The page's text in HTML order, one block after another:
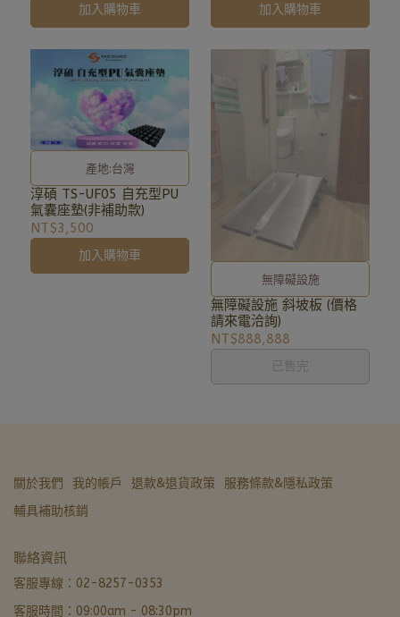
@uryard，謝謝。
加入購物車
@uryard，謝謝。
加入購物車
產地:台灣
淳碩 TS-UF05 自充型PU
氣囊座墊(非補助款)
NT$3,500
加入購物車
無障礙設施
無障礙設施 斜坡板 (價格
請來電洽詢)
NT$888,888
已售完
關於我們 我的帳戶 退款&退貨政策
服務條款&隱私政策
輔具補助核銷
聯絡資訊
客服專線：02-8257-0353
客服時間：09:00am - 08:30pm